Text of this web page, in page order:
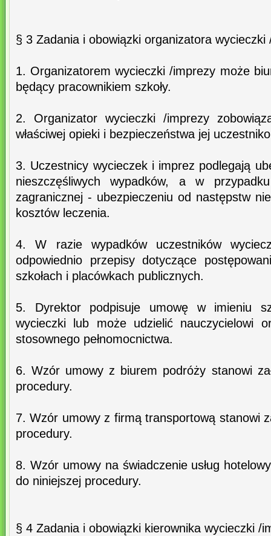
§ 3 Zadania i obowiązki organizatora wycieczki
1. Organizatorem wycieczki /imprezy może
będący pracownikiem szkoły.
2. Organizator wycieczki /imprezy
właściwej opieki i bezpieczeństwa jej
3. Uczestnicy wycieczek i imprez podlegają
nieszczęśliwych wypadków, a w
zagranicznej - ubezpieczeniu od następstw
kosztów leczenia.
4. W razie wypadków uczestników
odpowiednio przepisy dotyczące
szkołach i placówkach publicznych.
5. Dyrektor podpisuje umowę w imieniu
wycieczki lub może udzielić nauczycielowi
stosownego pełnomocnictwa.
6. Wzór umowy z biurem podróży stanowi
procedury.
7. Wzór umowy z firmą transportową stanowi
procedury.
8. Wzór umowy na świadczenie usług
do niniejszej procedury.
§ 4 Zadania i obowiązki kierownika wycieczki /